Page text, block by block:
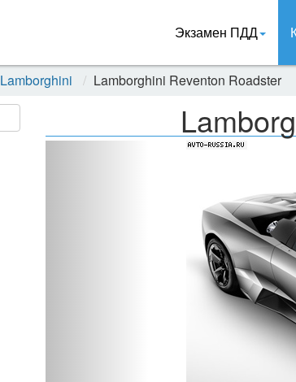
Экзамен ПДД
Lamborghini Lamborghini Reventon Roadster